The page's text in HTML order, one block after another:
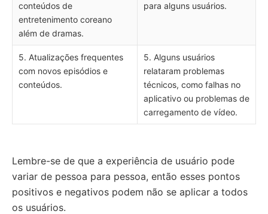
conteúdos de
entretenimento coreano
além de dramas.
para alguns usuários.
5. Atualizações frequentes
com novos episódios e
conteúdos.
5. Alguns usuários
relataram problemas
técnicos, como falhas no
aplicativo ou problemas de
carregamento de vídeo.
Lembre-se de que a experiência de usuário pode
variar de pessoa para pessoa, então esses pontos
positivos e negativos podem não se aplicar a todos
os usuários.